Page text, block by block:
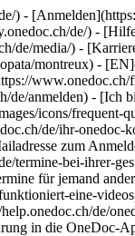
) -
de/) -
de/media/) -
montreux) -
anmelden) - [Ich
icons/
de/ihr-
zum
termine-bei-ihrer-
für jemand
eine-
de/
in die